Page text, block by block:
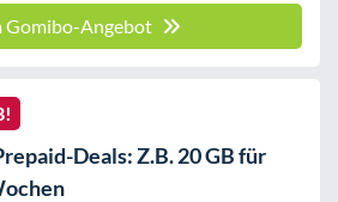
Gomibo-Angebot
Deals: Z.B. 20 GB für